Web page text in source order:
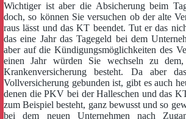
Wichtiger ist aber die Absicherung beim
doch, so können Sie versuchen ob der alte
raus lässt und das KT beendet. Tut er das
das eine Jahr das Tagegeld bei dem
aber auf die Kündigungsmöglichkeiten des
einen Jahr würden Sie wechseln zu
Krankenversicherung besteht. Da aber
Vollversicherung gebunden ist, gibt es auch
denen die PKV bei der Halleschen und das
zum Beispiel besteht, ganz bewusst und so
bei dem neuen Unternehmen nach